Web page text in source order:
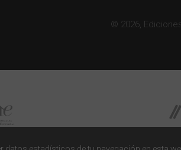
© 2026,